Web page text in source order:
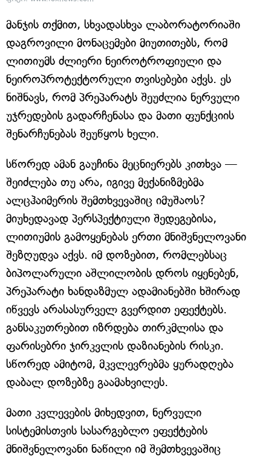
მანჯის თქმით, სხვადასხვა ლაბორატორიაში
დაგროვილი მონაცემები მიუთითებს, რომ
ლითიუმს ძლიერი ნეიროტროფიული და
ნეიროპროტექტორული თვისებები აქვს. ეს
ნიშნავს, რომ პრეპარატს შეუძლია ნერვული
უჯრედების გადარჩენასა და მათი ფუნქციის
შენარჩუნებას შეუწყოს ხელი.
სწორედ ამან გაუჩინა მეცნიერებს კითხვა —
შეიძლება თუ არა, იგივე მექანიზმებმა
ალცჰაიმერის შემთხვევაშიც იმუშაოს?
მიუხედავად პერსპექტიული შედეგებისა,
ლითიუმის გამოყენებას ერთი მნიშვნელოვანი
შეზღუდვა აქვს. იმ დოზებით, რომლებსაც
ბიპოლარული აშლილობის დროს იყენებენ,
პრეპარატი ხანდაზმულ ადამიანებში ხშირად
იწვევს არასასურველ გვერდით ეფექტებს.
განსაკუთრებით იზრდება თირკმლისა და
ფარისებრი ჯირკვლის დაზიანების რისკი.
სწორედ ამიტომ, მკვლევრებმა ყურადღება
დაბალ დოზებზე გაამახვილეს.
მათი კვლევების მიხედვით, ნერვული
სისტემისთვის სასარგებლო ეფექტების
მნიშვნელოვანი ნაწილი იმ შემთხვევაშიც